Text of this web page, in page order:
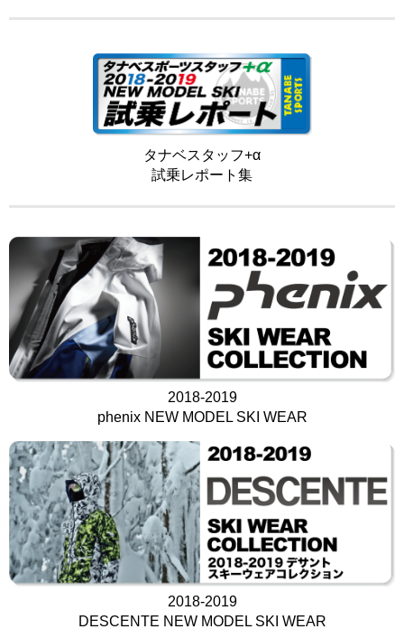
タナベスタッフ+α
試乗レポート集
2018-2019
phenix NEW MODEL SKI WEAR
2018-2019
DESCENTE NEW MODEL SKI WEAR